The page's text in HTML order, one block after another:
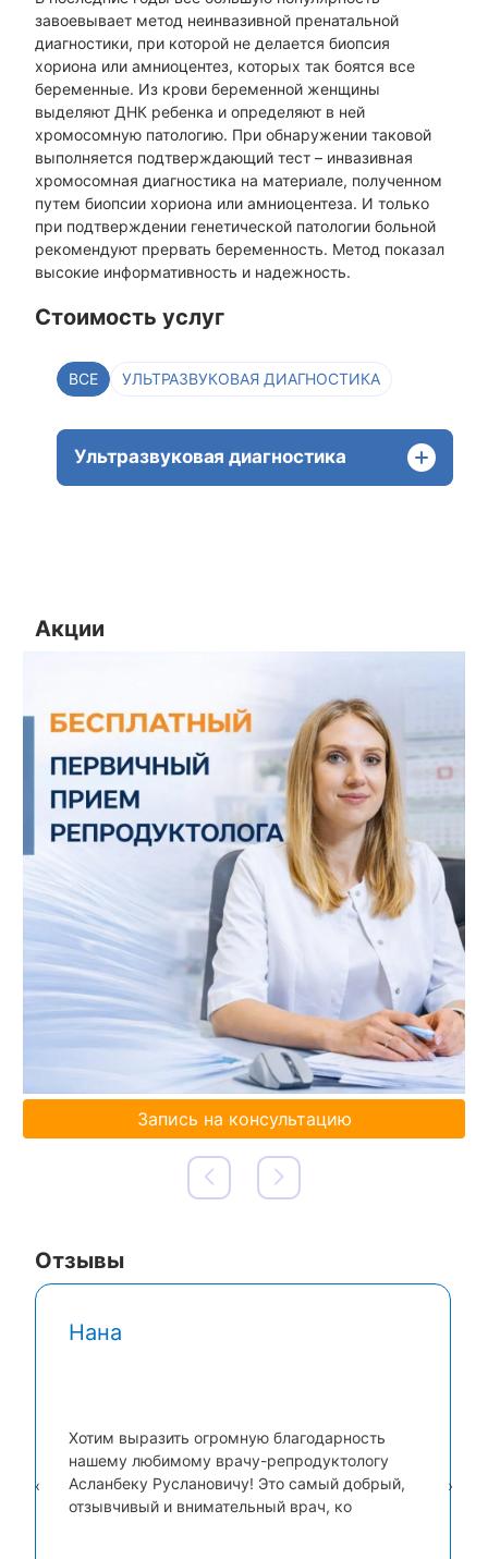
завоевывает метод неинвазивной пренатальной
диагностики, при которой не делается биопсия
хориона или амниоцентез, которых так боятся все
беременные. Из крови беременной женщины
выделяют ДНК ребенка и определяют в ней
хромосомную патологию. При обнаружении таковой
выполняется подтверждающий тест – инвазивная
хромосомная диагностика на материале, полученном
путем биопсии хориона или амниоцентеза. И только
при подтверждении генетической патологии больной
рекомендуют прервать беременность. Метод показал
высокие информативность и надежность.
Стоимость услуг
ВСЕ УЛЬТРАЗВУКОВАЯ ДИАГНОСТИКА
Ультразвуковая диагностика
Акции
Запись на консультацию
Отзывы
Нана
Хотим выразить огромную благодарность
нашему любимому врачу-репродуктологу
Асланбеку Руслановичу! Это самый добрый,
отзывчивый и внимательный врач, ко
‹ ›